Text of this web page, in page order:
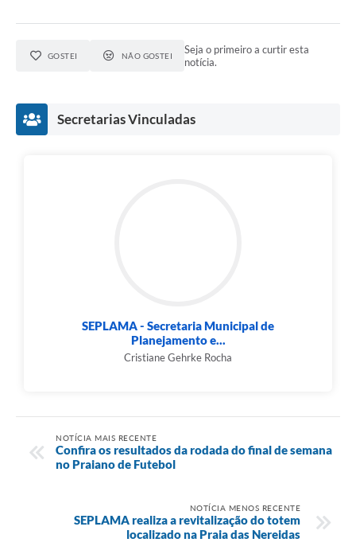
GOSTEI NÃO GOSTEI
Seja o primeiro a curtir esta
notícia.
Secretarias Vinculadas
SEPLAMA - Secretaria Municipal de
Planejamento e...
Cristiane Gehrke Rocha
NOTÍCIA MAIS RECENTE
Confira os resultados da rodada do final de semana
no Praiano de Futebol
NOTÍCIA MENOS RECENTE
SEPLAMA realiza a revitalização do totem
localizado na Praia das Nereidas